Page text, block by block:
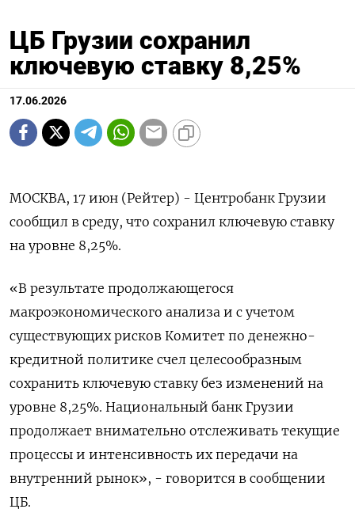
ЦБ Грузии сохранил
ключевую ставку 8,25%
17.06.2026
МОСКВА, 17 июн (Рейтер) - Центробанк Грузии
сообщил в среду, что сохранил ‌ключевую ставку
на уровне 8,25%.
«В результате продолжающегося
макроэкономического анализа ​и с ​учетом ​
существующих рисков Комитет ⁠по денежно-
кредитной политике ‌счел целесообразным
‌сохранить ключевую ставку без изменений на ​
уровне 8,25%. Национальный ‌банк Грузии
продолжает внимательно отслеживать ​текущие
процессы и интенсивность ‌их передачи на
внутренний рынок», - говорится в сообщении
ЦБ.